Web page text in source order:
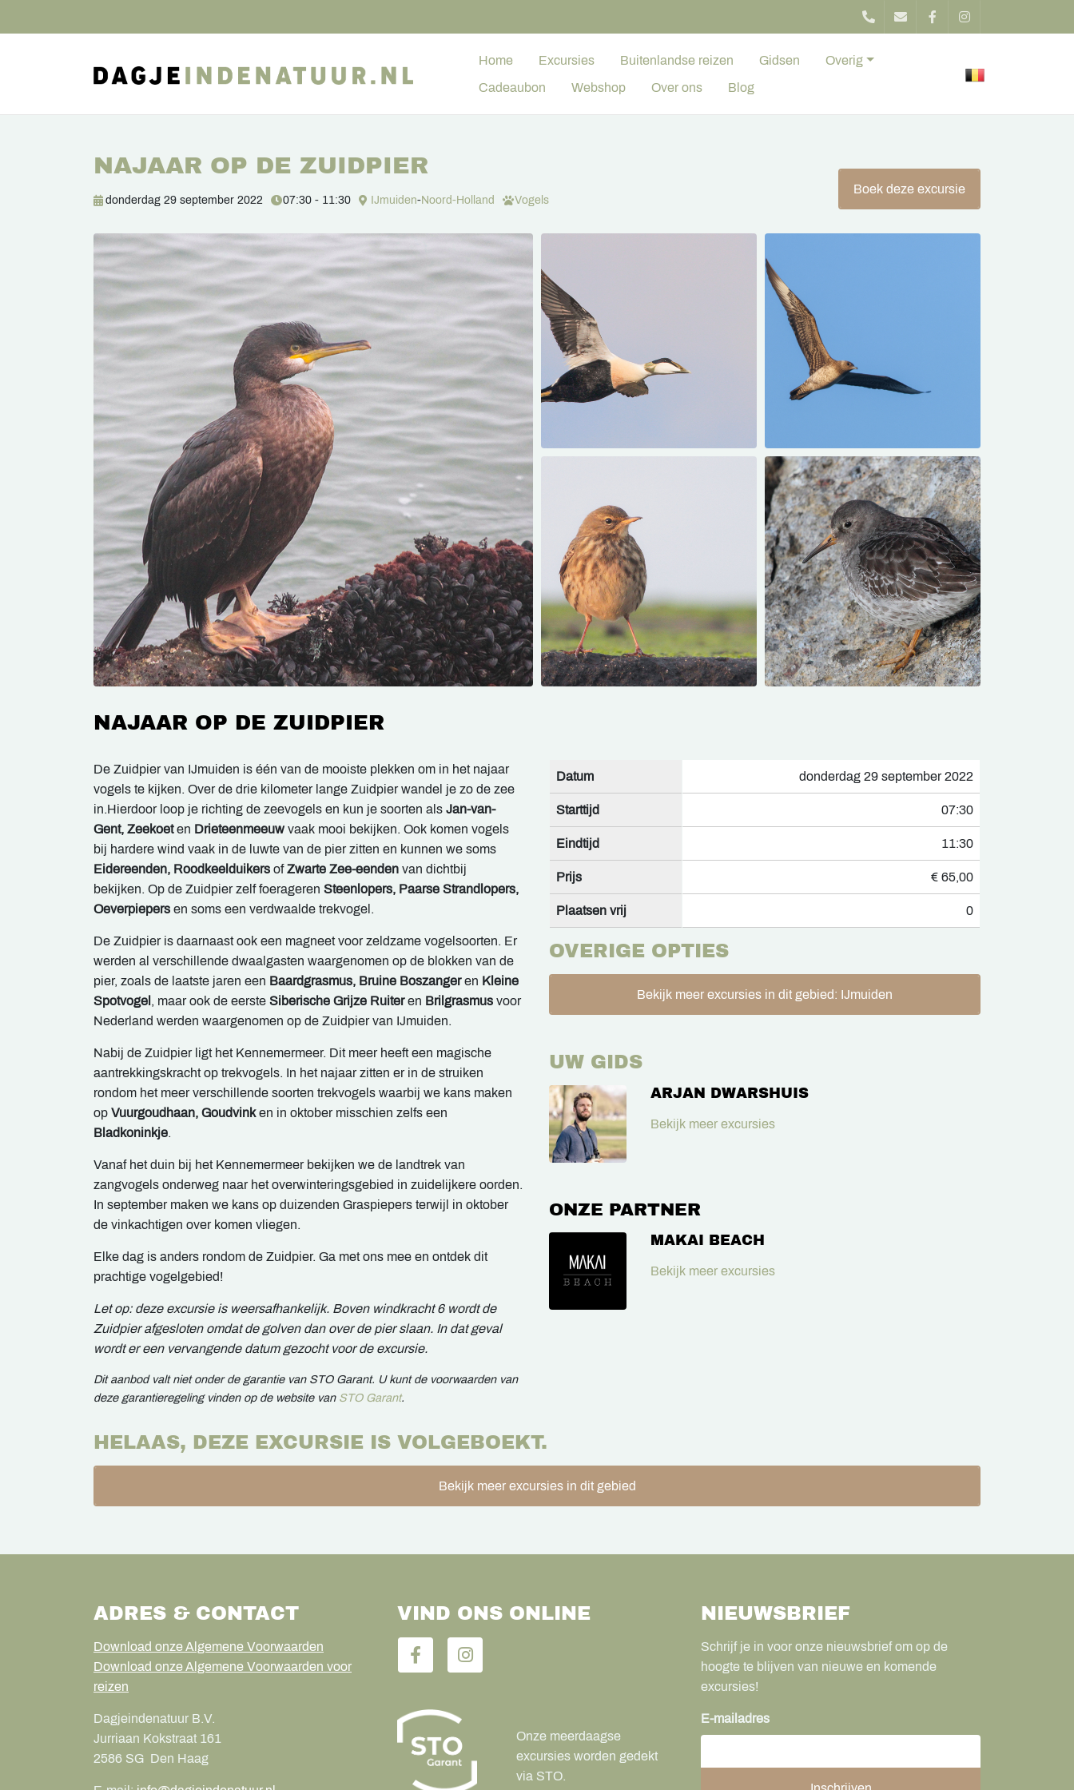
Home Excursies Buitenlandse reizen Gidsen Overig
Cadeaubon Webshop Over ons Blog
NAJAAR OP DE ZUIDPIER
donderdag 29 september 2022 07:30 - 11:30 IJmuiden-Noord-Holland Vogels
Boek deze excursie
NAJAAR OP DE ZUIDPIER
De Zuidpier van IJmuiden is één van de mooiste plekken om in het najaar
vogels te kijken. Over de drie kilometer lange Zuidpier wandel je zo de zee
in.Hierdoor loop je richting de zeevogels en kun je soorten als Jan-van-
Gent, Zeekoeten Drieteenmeeuw vaak mooi bekijken. Ook komen vogels
bij hardere wind vaak in de luwte van de pier zitten en kunnen we soms
Eidereenden, Roodkeelduikers ofZwarte Zee-eenden van dichtbij
bekijken. Op de Zuidpier zelf foerageren Steenlopers, Paarse Strandlopers,
Oeverpiepers en soms een verdwaalde trekvogel.
De Zuidpier is daarnaast ook een magneet voor zeldzame vogelsoorten. Er
werden al verschillende dwaalgasten waargenomen op de blokken van de
pier, zoals de laatste jaren een Baardgrasmus, Bruine Boszangeren Kleine
Spotvogel , maar ook de eerste Siberische Grijze Ruiteren Brilgrasmus voor
Nederland werden waargenomen op de Zuidpier van IJmuiden.
Nabij de Zuidpier ligt het Kennemermeer. Dit meer heeft een magische
aantrekkingskracht op trekvogels. In het najaar zitten er in de struiken
rondom het meer verschillende soorten trekvogels waarbij we kans maken
op Vuurgoudhaan, Goudvinken in oktober misschien zelfs een
Bladkoninkje.
Vanaf het duin bij het Kennemermeer bekijken we de landtrek van
zangvogels onderweg naar het overwinteringsgebied in zuidelijkere oorden.
In september maken we kans op duizenden Graspiepers terwijl in oktober
de vinkachtigen over komen vliegen.
Elke dag is anders rondom de Zuidpier. Ga met ons mee en ontdek dit
prachtige vogelgebied!
Let op: deze excursie is weersafhankelijk. Boven windkracht 6 wordt de
Zuidpier afgesloten omdat de golven dan over de pier slaan. In dat geval
wordt er een vervangende datum gezocht voor de excursie.
Dit aanbod valt niet onder de garantie van STO Garant. U kunt de voorwaarden van
deze garantieregeling vinden op de website van STO Garant.
Datum donderdag 29 september 2022
Starttijd 07:30
Eindtijd 11:30
Prijs € 65,00
Plaatsen vrij 0
OVERIGE OPTIES
Bekijk meer excursies in dit gebied: IJmuiden
UW GIDS
ARJAN DWARSHUIS
Bekijk meer excursies
ONZE PARTNER
MAKAI BEACH
Bekijk meer excursies
HELAAS, DEZE EXCURSIE IS VOLGEBOEKT.
Bekijk meer excursies in dit gebied
ADRES & CONTACT
Download onze Algemene Voorwaarden
Download onze Algemene Voorwaarden voor
reizen
Dagjeindenatuur B.V.
Jurriaan Kokstraat 161
2586 SG Den Haag
VIND ONS ONLINE
Onze meerdaagse
excursies worden gedekt
via STO.
NIEUWSBRIEF
Schrijf je in voor onze nieuwsbrief om op de
hoogte te blijven van nieuwe en komende
excursies!
E-mailadres